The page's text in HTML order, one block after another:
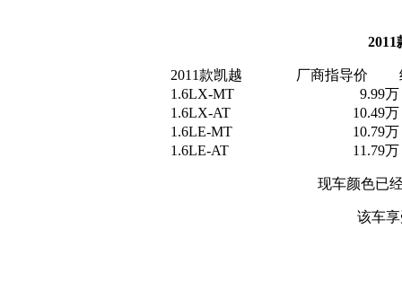
2011款凯越 厂商指导价
1.6LX-MT
9.99万
1.6LX-AT
10.49万
1.6LE-MT
10.79万
1.6LE-AT
11.79万
现车颜色已
该车